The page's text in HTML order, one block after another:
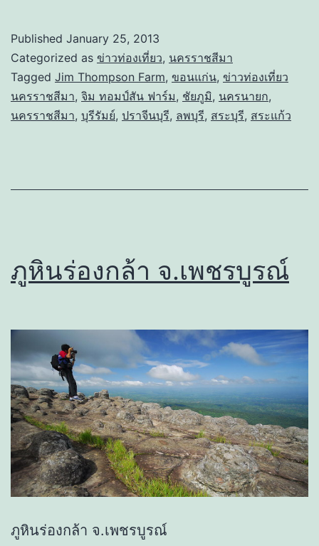
Published January 25, 2013
Categorized as ข่าวท่องเที่ยว, นครราชสีมา
Tagged Jim Thompson Farm, ขอนแก่น, ข่าวท่องเที่ยว
นครราชสีมา, จิม ทอมป์สัน ฟาร์ม, ชัยภูมิ, นครนายก,
นครราชสีมา, บุรีรัมย์, ปราจีนบุรี, ลพบุรี, สระบุรี, สระแก้ว
ภูหินร่องกล้า จ.เพชรบูรณ์
ภูหินร่องกล้า จ.เพชรบูรณ์